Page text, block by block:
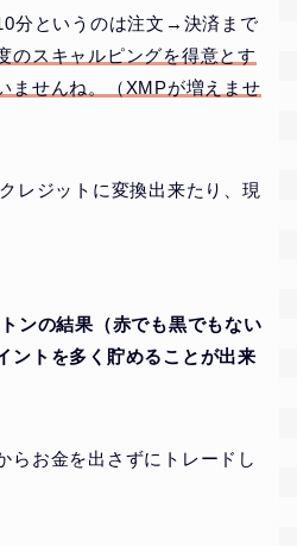
分というのは注文→決済まで
のスキャルピングを得意とす
ませんね。（XMPが増えませ
レジットに変換出来たり、現
ンの結果（赤でも黒でもない
ントを多く貯めることが出来
らお金を出さずにトレードし